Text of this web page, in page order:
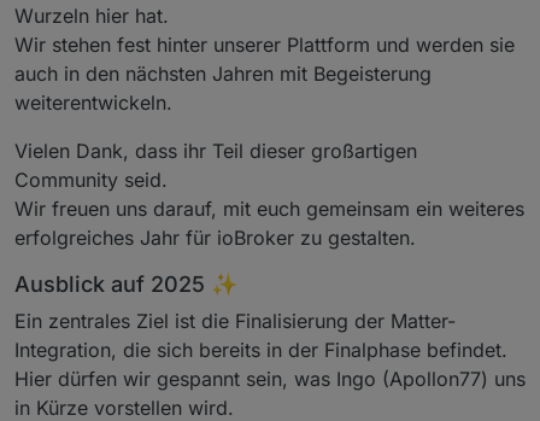
Wurzeln hier hat.
Wir stehen fest hinter unserer Plattform und werden sie
auch in den nächsten Jahren mit Begeisterung
weiterentwickeln.
Vielen Dank, dass ihr Teil dieser großartigen
Community seid.
Wir freuen uns darauf, mit euch gemeinsam ein weiteres
erfolgreiches Jahr für ioBroker zu gestalten.
Ausblick auf 2025 ✨
Ein zentrales Ziel ist die Finalisierung der Matter-
Integration, die sich bereits in der Finalphase befindet.
Hier dürfen wir gespannt sein, was Ingo (Apollon77) uns
in Kürze vorstellen wird.